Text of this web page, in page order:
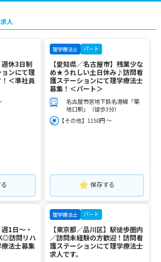
人
週休3日制
ンにて理
＜準社員
理学療法士 パート
【愛知県／名古屋市】残業少な
め★うれしい土日休み♪訪問看
護ステーションにて理学療法士
募集！＜パート＞
名古屋市営地下鉄名港線「築
地口駅」（徒歩3分）
【その他】1150円 ～
保存する
1日～・
訪問リハ
法士募集
理学療法士 パート
【東京都／品川区】駅徒歩圏内
／訪問未経験の方歓迎！訪問看
護ステーションにて理学療法士
求人です。